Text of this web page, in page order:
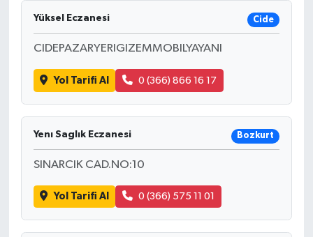
Yüksel Eczanesi Cide
CIDEPAZARYERIGIZEMMOBILYAYANI
Yol Tarifi Al 0 (366) 866 16 17
Yenı Saglık Eczanesi Bozkurt
SINARCIK CAD.NO:10
Yol Tarifi Al 0 (366) 575 11 01